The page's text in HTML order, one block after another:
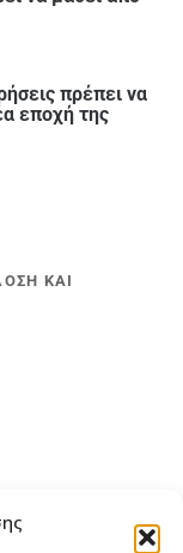
πρέπει να
εποχή της
ΚΑΙ